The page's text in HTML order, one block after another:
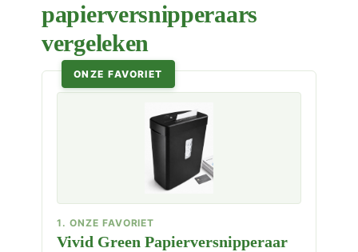
papierversnipperaars
vergeleken
ONZE FAVORIET
1. ONZE FAVORIET
Vivid Green Papierversnipperaar